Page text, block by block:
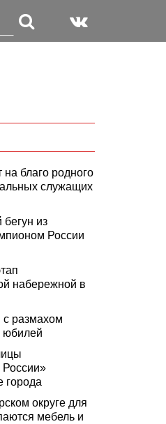
на благо родного
служащих
бегун из
России
набережной в
с размахом
юбилей
города
округе для
мебель и